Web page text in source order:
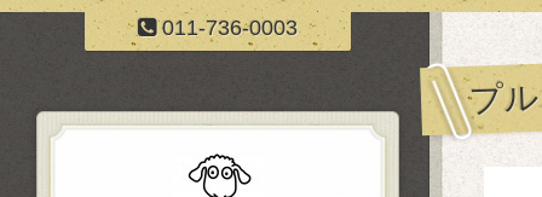
011-736-0003
プ